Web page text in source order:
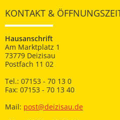
KONTAKT &
Hausanschrift
Am Marktplatz 1
73779 Deizisau
Postfach 11 02
Tel.: 07153 - 70 13 0
Fax: 07153 - 70 13 40
Mail: post@deizisau.de